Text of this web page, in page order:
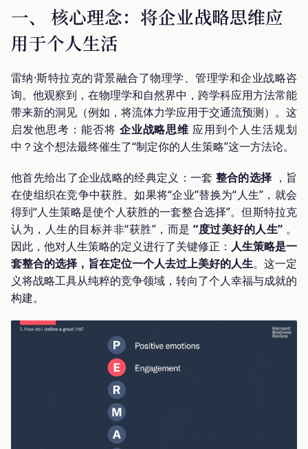
一、 核心理念：将企业战略思维应
用于个人生活
雷纳·斯特拉克的背景融合了物理学、管理学和企业战略咨
询。他观察到，在物理学和自然界中，跨学科应用方法常能
带来新的洞见（例如，将流体力学应用于交通流预测）。这
启发他思考：能否将 企业战略思维 应用到个人生活规划
中？这个想法最终催生了“制定你的人生策略”这一方法论。
他首先给出了企业战略的经典定义：一套 整合的选择 ，旨
在使组织在竞争中获胜。如果将“企业”替换为“人生”，就会
得到“人生策略是使个人获胜的一套整合选择”。但斯特拉克
认为，人生的目标并非“获胜”，而是“度过美好的人生” 。
因此，他对人生策略的定义进行了关键修正： 人生策略是一
套整合的选择，旨在定位一个人去过上美好的人生。这一定
义将战略工具从纯粹的竞争领域，转向了个人幸福与成就的
构建。